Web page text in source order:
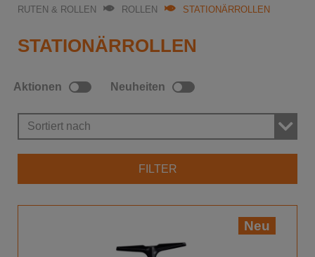
RUTEN & ROLLEN ROLLEN STATIONÄRROLLEN
STATIONÄRROLLEN
FILTER
Sortiert nach
Aktionen Neuheiten
Neu